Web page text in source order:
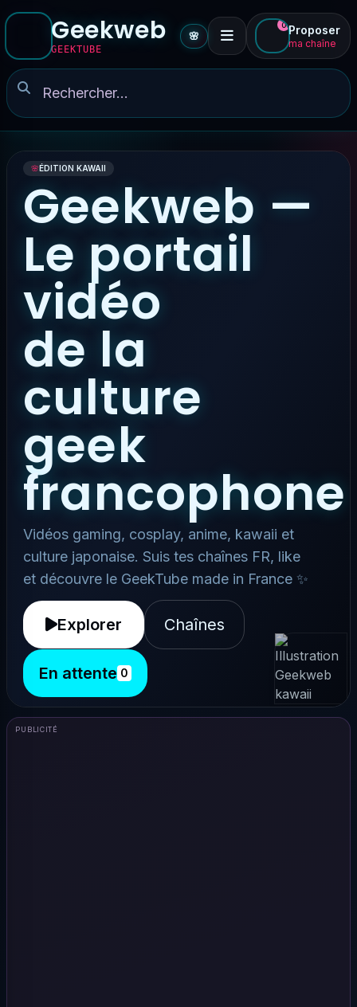
Geekweb
GEEKTUBE
🌸
0 Proposer
ma chaîne
🌸ÉDITION KAWAII
Geekweb —
Le portail
vidéo
de la
culture
geek
francophone
Vidéos gaming, cosplay, anime, kawaii et
culture japonaise. Suis tes chaînes FR, like
et découvre le GeekTube made in France ✨
Explorer Chaînes
En attente 0
PUBLICITÉ